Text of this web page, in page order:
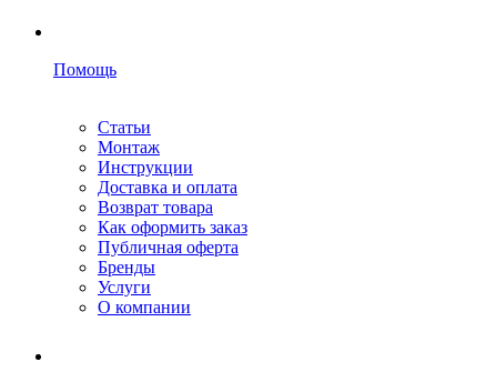
Помощь
Статьи
Монтаж
Инструкции
Доставка и оплата
Возврат товара
Как оформить заказ
Публичная оферта
Бренды
Услуги
О компании